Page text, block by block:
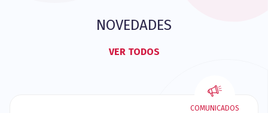
NOVEDADES
VER TODOS
COMUNICADOS